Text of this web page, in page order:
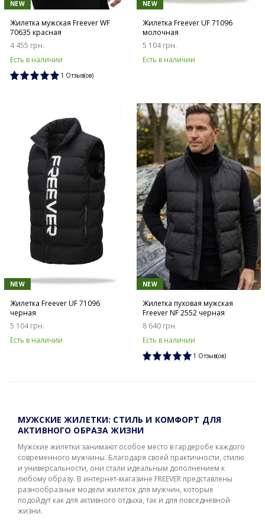
NEW
Жилетка мужская Freever WF
70635 красная
4 455 грн.
Есть в наличии
1 Отзыв(ов)
NEW
Жилетка Freever UF 71096
молочная
5 104 грн.
Есть в наличии
NEW
Жилетка Freever UF 71096
черная
5 104 грн.
Есть в наличии
NEW
Жилетка пуховая мужская
Freever NF 2552 черная
8 640 грн.
Есть в наличии
1 Отзыв(ов)
МУЖСКИЕ ЖИЛЕТКИ: СТИЛЬ И КОМФОРТ ДЛЯ
АКТИВНОГО ОБРАЗА ЖИЗНИ
Мужские жилетки занимают особое место в гардеробе каждого
современного мужчины. Благодаря своей практичности, стилю
и универсальности, они стали идеальным дополнением к
любому образу. В интернет-магазине FREEVER представлены
разнообразные модели жилеток для мужчин, которые
подойдут как для активного отдыха, так и для повседневной
жизни.